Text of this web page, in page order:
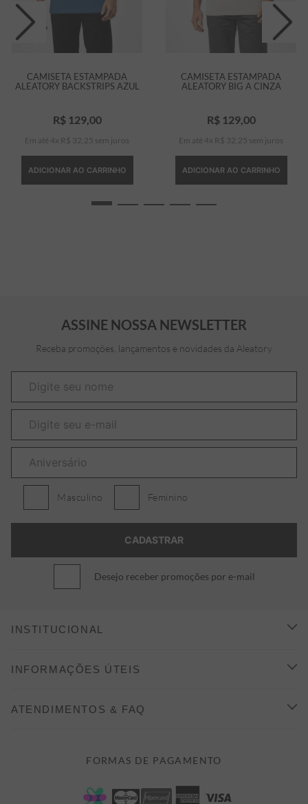
CAMISETA ESTAMPADA
ALEATORY BACKSTRIPS AZUL
R$ 129,00
Em até 4 x R$ 32 25 sem juros
ADICIONAR AO CARRINHO
CAMISETA ESTAMPADA
ALEATORY BIG A CINZA
R$ 129,00
Em até 4 x R$ 32 25 sem juros
ADICIONAR AO CARRINHO
ASSINE NOSSA NEWSLETTER
Receba promoções, lançamentos e novidades da Aleatory
Masculino Feminino
Desejo receber promoções por e-mail
INSTITUCIONAL
CONHEÇA A ALEATORY
INFORMAÇÕES ÚTEIS
FORMAS DE PAGAMENTO
POLÍTICA DE PRIVACIDADE
ATENDIMENTOS & FAQ
FORMAS DE PAGAMENTO